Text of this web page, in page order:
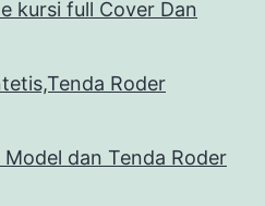
kursi full Cover Dan
Roder
dan Tenda Roder